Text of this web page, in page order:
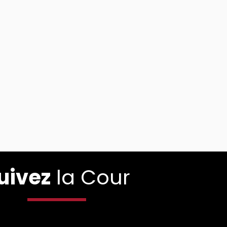
la Cour